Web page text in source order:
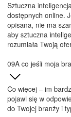
Sztuczna
dostępnych online.
opisana, nie ma
aby sztuczna
rozumiała Twoją
A co jeśli moja
Co więcej – im
pojawi się w
do Twojej branży i